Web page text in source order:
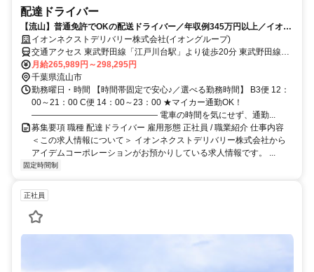
配達ドライバー
【流山】普通免許でOKの配送ドライバー／年収例345万円以上／イオン
ネクストデリバリー株式会社
イオンネクストデリバリー株式会社(イオングループ)
交通アクセス 東武野田線「江戸川台駅」より徒歩20分 東武野田線
「初石駅」・「江戸川台駅」よりバスあり
月給265,989円～298,295円
千葉県流山市
勤務曜日・時間 【時間帯固定で安心♪／選べる勤務時間】 B3便 12：
00～21：00 C便 14：00～23：00 ★マイカー通勤OK！
――――――――――――――― 電車の時間を気にせず、通勤...
募集要項 職種 配達ドライバー 雇用形態 正社員 / 職業紹介 仕事内容
＜この求人情報について＞ イオンネクストデリバリー株式会社から
アイデムコーポレーションがお預かりしている求人情報です。 ...
固定時間制
正社員